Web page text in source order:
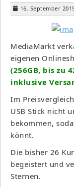
16. September
MediaMarkt
eigenen
(256GB, bis zu
inklusive
Im
USB Stick nicht
bekommen,
könnt.
Die bisher 26
begeistert und
Sternen.